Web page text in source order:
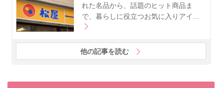
れた名品から、話題のヒット商品ま
で、暮らしに役立つお気に入りアイ…
他の記事を読む